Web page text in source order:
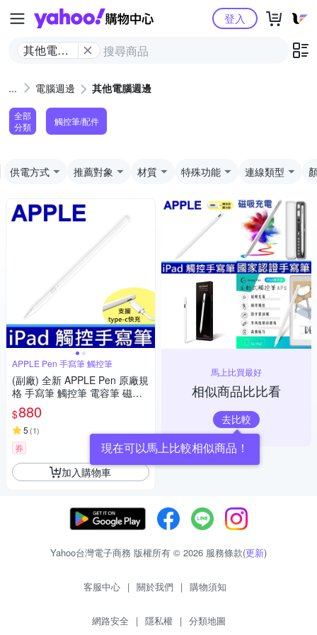
Yahoo購物中心
其他電腦
登入
電腦週邊 其他電腦週邊
全部
分類
觸控筆/配件
供電方式 推薦對象 材質 特殊功能 連線類型
APPLE Pen 手寫筆 觸控筆
(副廠) 全新 APPLE Pen 原廠規
格 手寫筆 觸控筆 電容筆 磁力
吸附平板 支援2018~2022年 iP
ad TYPE-C快充 AX10
$880
5 (1)
券
加入購物車
馬上比買最好
相似商品比比看
去比較
現在可以馬上比較相似商品！
Yahoo台灣電子商務 版權所有 © 2026 服務條款(更新)
客服中心 | 關於我們 | 購物須知
網路安全 | 隱私權 | 分類地圖